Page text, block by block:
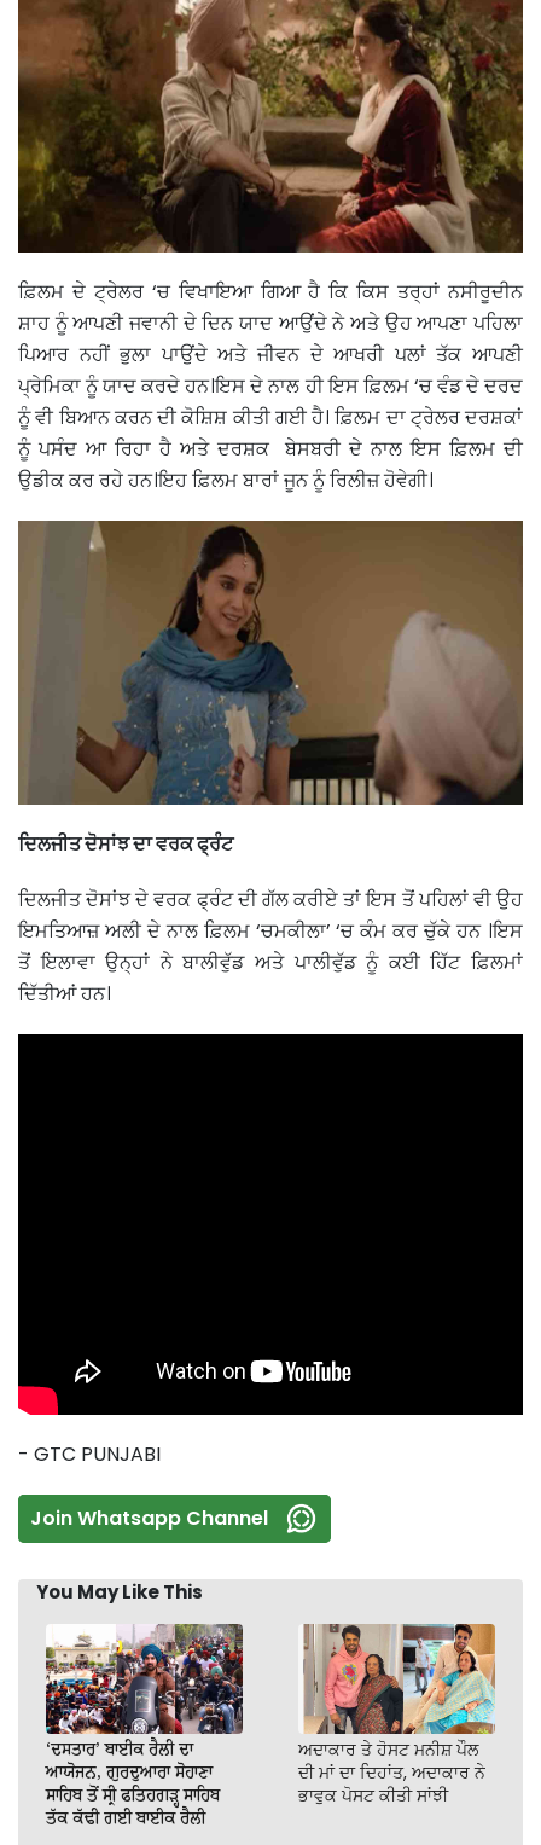
ਫ਼ਿਲਮ ਦੇ ਟ੍ਰੇਲਰ ‘ਚ ਵਿਖਾਇਆ ਗਿਆ ਹੈ ਕਿ ਕਿਸ ਤਰ੍ਹਾਂ ਨਸੀਰੂਦੀਨ
ਸ਼ਾਹ ਨੂੰ ਆਪਣੀ ਜਵਾਨੀ ਦੇ ਦਿਨ ਯਾਦ ਆਉਂਦੇ ਨੇ ਅਤੇ ਉਹ ਆਪਣਾ ਪਹਿਲਾ
ਪਿਆਰ ਨਹੀਂ ਭੁਲਾ ਪਾਉਂਦੇ ਅਤੇ ਜੀਵਨ ਦੇ ਆਖਰੀ ਪਲਾਂ ਤੱਕ ਆਪਣੀ
ਪ੍ਰੇਮਿਕਾ ਨੂੰ ਯਾਦ ਕਰਦੇ ਹਨ।ਇਸ ਦੇ ਨਾਲ ਹੀ ਇਸ ਫ਼ਿਲਮ ‘ਚ ਵੰਡ ਦੇ ਦਰਦ
ਨੂੰ ਵੀ ਬਿਆਨ ਕਰਨ ਦੀ ਕੋਸ਼ਿਸ਼ ਕੀਤੀ ਗਈ ਹੈ। ਫ਼ਿਲਮ ਦਾ ਟ੍ਰੇਲਰ ਦਰਸ਼ਕਾਂ
ਨੂੰ ਪਸੰਦ ਆ ਰਿਹਾ ਹੈ ਅਤੇ ਦਰਸ਼ਕ ਬੇਸਬਰੀ ਦੇ ਨਾਲ ਇਸ ਫ਼ਿਲਮ ਦੀ
ਉਡੀਕ ਕਰ ਰਹੇ ਹਨ।ਇਹ ਫ਼ਿਲਮ ਬਾਰਾਂ ਜੂਨ ਨੂੰ ਰਿਲੀਜ਼ ਹੋਵੇਗੀ।
ਦਿਲਜੀਤ ਦੋਸਾਂਝ ਦਾ ਵਰਕ ਫ੍ਰੰਟ
ਦਿਲਜੀਤ ਦੋਸਾਂਝ ਦੇ ਵਰਕ ਫ੍ਰੰਟ ਦੀ ਗੱਲ ਕਰੀਏ ਤਾਂ ਇਸ ਤੋਂ ਪਹਿਲਾਂ ਵੀ ਉਹ
ਇਮਤਿਆਜ਼ ਅਲੀ ਦੇ ਨਾਲ ਫ਼ਿਲਮ ‘ਚਮਕੀਲਾ’ ‘ਚ ਕੰਮ ਕਰ ਚੁੱਕੇ ਹਨ ।ਇਸ
ਤੋਂ ਇਲਾਵਾ ਉਨ੍ਹਾਂ ਨੇ ਬਾਲੀਵੁੱਡ ਅਤੇ ਪਾਲੀਵੁੱਡ ਨੂੰ ਕਈ ਹਿੱਟ ਫ਼ਿਲਮਾਂ
ਦਿੱਤੀਆਂ ਹਨ।
- GTC PUNJABI
Join Whatsapp Channel
You May Like This
‘ਦਸਤਾਰ’ ਬਾਈਕ ਰੈਲੀ ਦਾ
ਆਯੋਜਨ, ਗੁਰਦੁਆਰਾ ਸੋਹਾਣਾ
ਸਾਹਿਬ ਤੋਂ ਸ੍ਰੀ ਫਤਿਹਗੜ੍ਹ ਸਾਹਿਬ
ਤੱਕ ਕੱਢੀ ਗਈ ਬਾਈਕ ਰੈਲੀ
ਅਦਾਕਾਰ ਤੇ ਹੋਸਟ ਮਨੀਸ਼ ਪੌਲ
ਦੀ ਮਾਂ ਦਾ ਦਿਹਾਂਤ, ਅਦਾਕਾਰ ਨੇ
ਭਾਵੁਕ ਪੋਸਟ ਕੀਤੀ ਸਾਂਝੀ